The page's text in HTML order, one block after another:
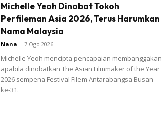
Michelle Yeoh Dinobat Tokoh
Perfileman Asia 2026, Terus Harumkan
Nama Malaysia
Nana - 7 Ogo 2026
Michelle Yeoh mencipta pencapaian membanggakan
apabila dinobatkan The Asian Filmmaker of the Year
2026 sempena Festival Filem Antarabangsa Busan
ke-31.